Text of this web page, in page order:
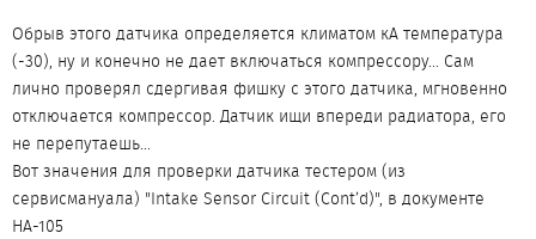
Обрыв этого датчика определяется климатом кА температура
(-30), ну и конечно не дает включаться компрессору... Сам
лично проверял сдергивая фишку с этого датчика, мгновенно
отключается компрессор. Датчик ищи впереди радиатора, его
не перепутаешь...
Вот значения для проверки датчика тестером (из
сервисмануала) "Intake Sensor Circuit (Cont’d)", в документе
НА-105